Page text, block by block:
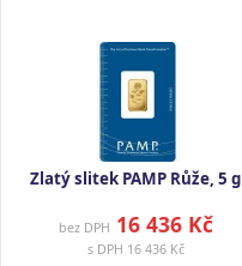
Zlatý slitek PAMP Růže, 5 g
bez DPH 16 436 Kč
s DPH 16 436 Kč